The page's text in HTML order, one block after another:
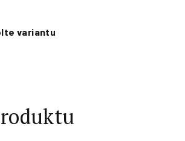
variantu